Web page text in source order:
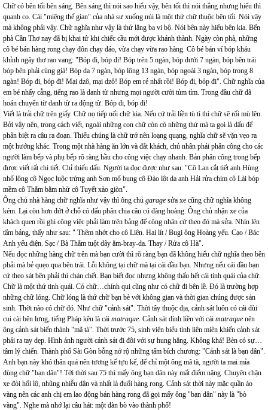
Chữ có bên tối bên sáng. Bên sáng thì nói sao hiểu vậy, bên tối thì nói thẳng nhưng hiểu thì
quanh co. Cái "miệng thế gian" của nhà sư xuống núi là một thứ chữ thuộc bên tối. Nói vậy
mà không phải vậy. Chữ nghĩa như vậy là thứ lăng ba vi bộ. Nói bên này hiểu bên kia. Bến
phà Cần Thơ nay đã bị khai tử khi chiếc cầu mới được khánh thành. Ngày còn phà, những
cô bé bán hàng rong chạy đôn chạy đáo, vừa chạy vừa rao hàng. Cô bé bán ví bóp kháu
khỉnh ngây thơ rao vang: "Bóp đi, bóp đi! Bóp trên 5 ngàn, bóp dưới 7 ngàn, bóp bên trái
bóp bên phải cùng giá! Bóp da 7 ngàn, bóp lông 13 ngàn, bóp ngoài 3 ngàn, bóp trong 8
ngàn! Bóp đi, bóp đi! Mại dzô, mại dzô! Bóp em rẻ nhất rồi! Bóp đi, bóp đi". Chữ nghĩa của
em bé nhẩy cẫng, tiếng rao là danh từ nhưng mọi người cười tủm tỉm. Trong đầu chữ đã
hoán chuyển từ danh từ ra động từ. Bóp đi, bóp đi!
Viết là trải chữ trên giấy. Chữ nọ tiếp nối chữ kia. Nếu cứ trải liền tù tì thì chữ sẽ rối mù lên.
Bởi vậy nên, trong cách viết, ngoài những con chữ còn có những thứ mà ta gọi là dấu để
phân biệt ra câu ra đoạn. Thiếu chúng là chữ trở nên loạng quạng, nghĩa chữ sẽ vặn vẹo ra
một hướng khác. Trong một nhà hàng ăn lớn và đắt khách, chủ nhân phải phân công cho các
người làm bếp và phụ bếp rõ ràng hầu cho công việc chạy nhanh. Bản phân công trong bếp
được viết rất chi tiết. Chỉ thiếu dấu. Người ta đọc được như sau: "Cô Lan cắt tiết anh Hùng
nhổ lông cô Ngọc luộc trứng anh Sơn mổ bụng cô Đào lột da anh Hải rửa chim cô Lài bóp
mềm cô Thắm bằm nhừ cô Tuyết xào giòn".
Ông chủ nhà hàng chữ nghĩa như vậy thì ông chủ garage sửa xe cũng chữ nghĩa không
kém. Lại còn hơn đứt ở chỗ có dấu phân chia câu cú đàng hoàng. Ông chủ nhận xe của
khách quen rồi ghi công việc phải làm trên bảng để công nhân cứ theo đó mà sửa. Nhìn lên
tấm bảng, thấy như sau: " Thêm nhớt cho cô Liên. Hai lít / Bugi ông Hoàng yếu. Cạo / Bác
Anh yếu điện. Sạc / Bà Thắm tuột dây ăm-bray-da. Thay / Rửa cô Hà".
Nếu đọc những hàng chữ trên mà bạn cười thì rõ ràng bạn đã không hiểu chữ nghĩa theo bên
phải mà bẻ quẹo qua bên trái. Lỗi không tại chữ mà tại cái đầu bạn. Nhưng nếu cái đầu bạn
cứ theo sát bên phải thì chán chết. Bạn biết đọc nhưng không thấu hết cái tinh quái của chữ.
Chữ là một thứ tinh quái. Có chữ…chính qui cũng như có chữ đi bên lề. Đó là trường hợp
những chữ lóng. Chữ lóng là thứ chữ bạn bè với không gian và thời gian chúng được sản
sinh. Thời nào có chữ đó. Như chữ "cảnh sát". Thời tây thuộc địa, cảnh sát luôn có cái dùi
cui cài bên lưng, tiếng Pháp kêu là cái matraque. Cảnh sát dính liền với cái matraque nên
ông cảnh sát biến thành "mã tà". Thời trước 75, sinh viên biểu tình liên miên khiến cảnh sát
phải ra tay dẹp. Hình ảnh người cảnh sát đi đôi với sự hung hăng. Không khá! Bèn có sự…
tâm lý chiến. Thành phố Sài Gòn bỗng nở rộ những tấm bích chương: "Cảnh sát là bạn dân".
Anh bạn này khó thân quá nên tương kế tựu kế, để chỉ một ông mã tà, người ta mai mỉa
dùng chữ "bạn dân"! Tới thời sau 75 thì mấy ông bạn dân này mất điểm nặng. Chuyên chặn
xe đòi hối lộ, nhũng nhiễu dân và nhất là đuổi hàng rong. Cảnh sát thời này mặc quần áo
vàng nên các anh chị em lao động bán hàng rong đã gọi mấy ông "bạn dân" này là "bò
vàng". Nghe mà nhớ lại câu hát: một đàn bò vào thành phố!